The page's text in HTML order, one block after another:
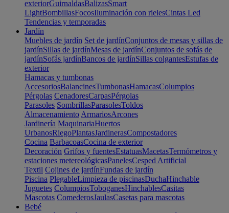
exteriorGuirnaldasBalizasSmart
LightBombillasFocosIluminación con rielesCintas Led
Tendencias y temporadas
Jardín
Muebles de jardín Set de jardínConjuntos de mesas y sillas de
jardínSillas de jardínMesas de jardínConjuntos de sofás de
jardínSofás jardínBancos de jardínSillas colgantesEstufas de
exterior
Hamacas y tumbonas
AccesoriosBalancinesTumbonasHamacasColumpios
Pérgolas CenadoresCarpasPérgolas
Parasoles SombrillasParasolesToldos
Almacenamiento ArmariosArcones
Jardinería MaquinariaHuertos
UrbanosRiegoPlantasJardinerasCompostadores
Cocina BarbacoasCocina de exterior
Decoración Grifos y fuentesEstatuasMacetasTermómetros y
estaciones metereológicasPanelesCesped Artificial
Textil Cojines de jardínFundas de jardín
Piscina PlegableLimpieza de piscinasDuchaHinchable
Juguetes ColumpiosToboganesHinchablesCasitas
Mascotas ComederosJaulasCasetas para mascotas
Bebé